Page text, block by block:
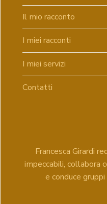
Il mio racconto
I miei racconti
I miei servizi
Contatti
Francesca Girardi
impeccabili, collabora
e conduce